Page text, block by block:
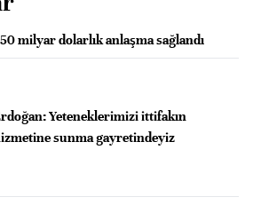
milyar dolarlık anlaşma sağlandı
Yeteneklerimizi ittifakın
sunma gayretindeyiz